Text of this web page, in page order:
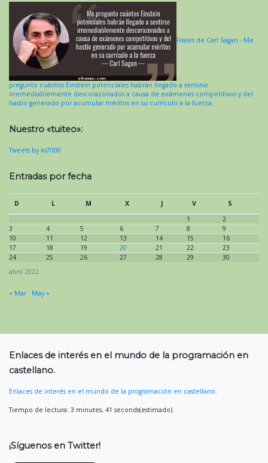
Frases de Carl Sagan - Me
pregunto cuántos Einstein potenciales habrán llegado a sentirse
irremediablemente descorazonados a causa de exámenes competitivos y del
hastío generado por acumular méritos en su currículo a la fuerza.
Nuestro «tuiteo»:
Tweets by ks7000
Entradas por fecha
abril 2022
D L M X J V
S
1
2
3
4 5 6 7 8
9
10
11 12 13 14 15
16
17
18 19 20 21 22
23
24
25 26 27 28 29 30
« Mar May »
Enlaces de interés en el mundo de la programación en
castellano.
Enlaces de interés en el mundo de la programación en castellano.
Tiempo de lectura: 3 minutes, 41 seconds(estimado).
¡Síguenos en Twitter!